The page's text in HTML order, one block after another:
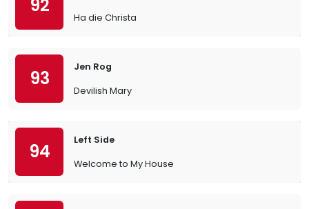
92
Ha die Christa
93
Jen Rog
Devilish Mary
94
Left Side
Welcome to My House